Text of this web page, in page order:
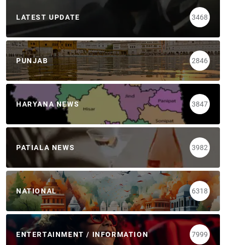
LATEST UPDATE 3468
PUNJAB 2846
HARYANA NEWS 3847
PATIALA NEWS 3982
NATIONAL 6318
ENTERTAINMENT / INFORMATION 7999